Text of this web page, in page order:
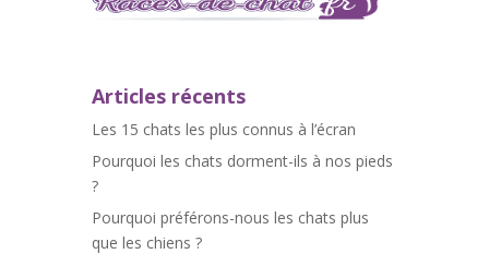
Articles récents
Les 15 chats les plus connus à l’écran
Pourquoi les chats dorment-ils à nos pieds
?
Pourquoi préférons-nous les chats plus
que les chiens ?